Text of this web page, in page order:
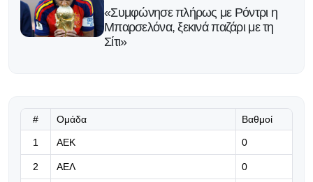
«Συμφώνησε πλήρως με Ρόντρι η
Μπαρσελόνα, ξεκινά παζάρι με τη
Σίτι»
Europa League: Εξάρα της
Μπενφίκα στη Χαρτς με σκόρερ
# Ομάδα Βαθμοί
1 ΑΕΚ 0
2 ΑΕΛ 0